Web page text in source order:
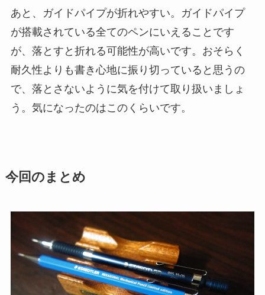
あと、 ガイドパイプが折れやすい。ガイドパイプ
が搭載されている全てのペンにいえることです
が、落とすと折れる可能性が高いです。おそらく
耐久性よりも書き心地に振り切っていると思うの
で、落とさないように気を付けて取り扱いましょ
う。気になったのはこのくらいです。
今回のまとめ